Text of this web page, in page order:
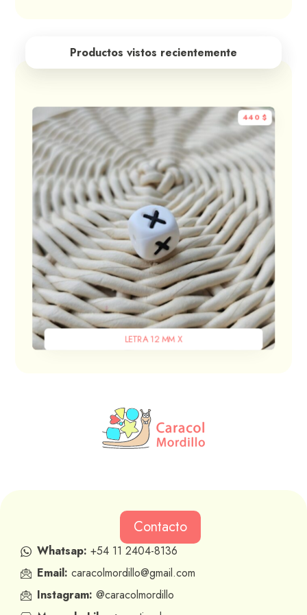
Productos vistos recientemente
LETRA 12 MM X
440 $
Contacto
Whatsap: +54 11 2404-8136
Email: caracolmordillo@gmail.com
Instagram: @caracolmordillo